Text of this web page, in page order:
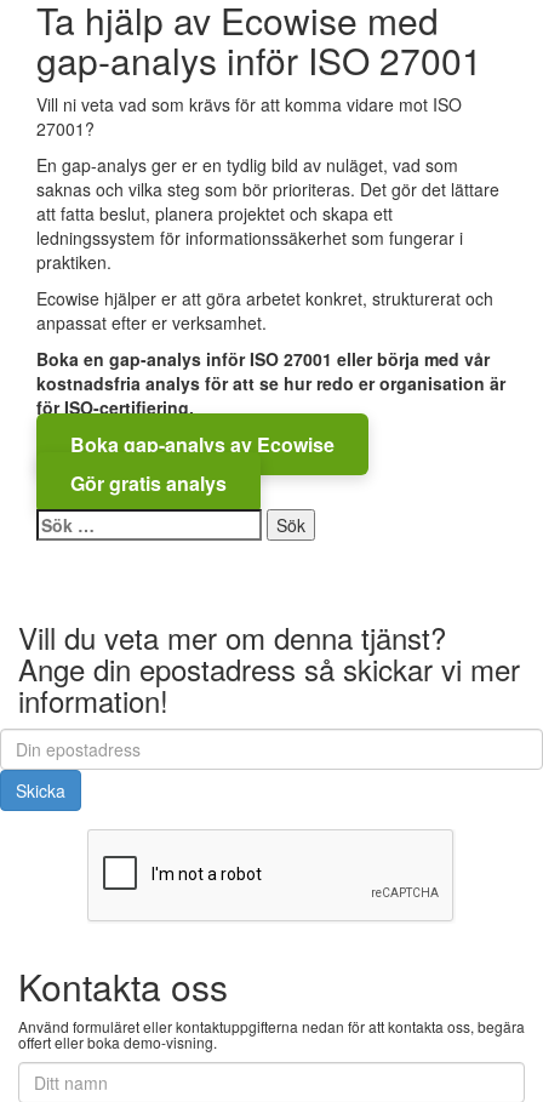
scope, resurser och tidsplan.
ni kan få en indikation på hur redo er organisation är för
ISO-certifiering.
Gör analysen här
Ta hjälp av Ecowise med
gap-analys inför ISO 27001
Vill ni veta vad som krävs för att komma vidare mot ISO
27001?
En gap-analys ger er en tydlig bild av nuläget, vad som
saknas och vilka steg som bör prioriteras. Det gör det lättare
att fatta beslut, planera projektet och skapa ett
ledningssystem för informationssäkerhet som fungerar i
praktiken.
Ecowise hjälper er att göra arbetet konkret, strukturerat och
anpassat efter er verksamhet.
Boka en gap-analys inför ISO 27001 eller börja med vår
kostnadsfria analys för att se hur redo er organisation är
för ISO-certifiering.
Boka gap-analys av Ecowise
Gör gratis analys
Sök
efter:
Vill du veta mer om denna tjänst?
Ange din epostadress så skickar vi mer
information!
Kontakta oss
Använd formuläret eller kontaktuppgifterna nedan för att kontakta oss, begära
offert eller boka demo-visning.